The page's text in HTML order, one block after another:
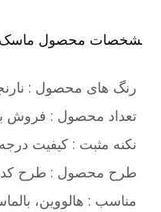
محصول ماسک کدو
رنگ های محصول : نارنجی
تعداد محصول : فروش
نکنه مثبت : کیفیت درجه 1
طرح محصول : طرح کدو
مناسب : هالووین،